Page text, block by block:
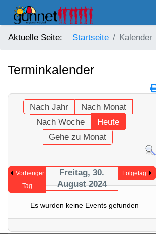
Aktuelle Seite: Startseite Kalender
Terminkalender
Nach Jahr
Nach Monat
Nach Woche
Heute
Gehe zu Monat
Vorheriger
Tag
Freitag, 30.
August 2024
Folgetag
Es wurden keine Events gefunden